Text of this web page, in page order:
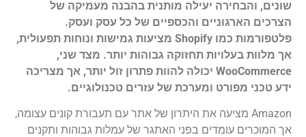
שונים, והבחירה יעילה מותנית בהבנה מעמיקה של
הצרכים הארגוניים והכספיים של כל עסק ועסק.
פלטפורמות כמו Shopify מציעות גמישות ונוחות תפעולית,
אך מלוות בעלויות תחזוקה גבוהות יותר. מצד שני,
WooCommerce יכולה להוות פתרון זול יותר, אך מצריכה
ידע טכני מפורט ומערכת של עזרים טכנולוגיים.
Amazon מציעה את היתרון של אתר עם תעבורת קונים עצומה,
אך המוכרים עומדים בפני האתגר של עמלות גבוהות ותקנים